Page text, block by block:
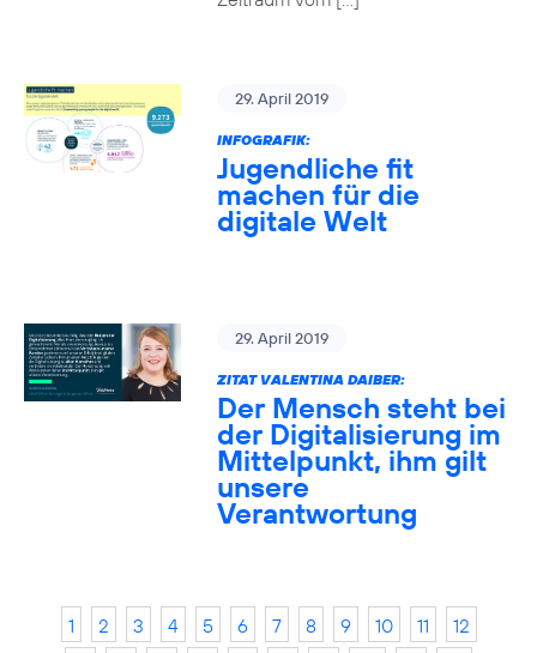
29. April 2019
INFOGRAFIK:
Jugendliche fit
machen für die
digitale Welt
29. April 2019
ZITAT VALENTINA DAIBER:
Der Mensch steht bei
der Digitalisierung im
Mittelpunkt, ihm gilt
unsere
Verantwortung
1 2 3 4 5 6 7 8 9 10 11
12